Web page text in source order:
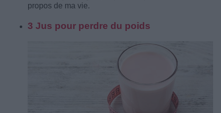
propos de ma vie.
3 Jus pour perdre du poids